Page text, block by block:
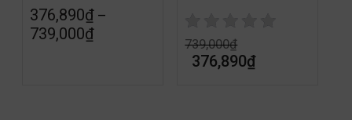
376,890₫–
739,000₫
739,000₫
376,890₫